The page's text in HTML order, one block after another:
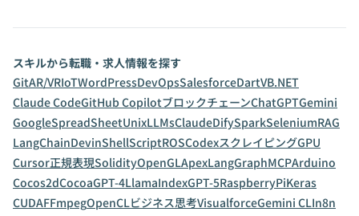
スキルから転職・求人情報を探す
GitAR/VRIoTWordPressDevOpsSalesforceDartVB.NET
Claude CodeGitHub CopilotブロックチェーンChatGPTGemini
GoogleSpreadSheetUnixLLMsClaudeDifySparkSeleniumRAG
LangChainDevinShellScriptROSCodexスクレイピングGPU
Cursor正規表現SolidityOpenGLApexLangGraphMCPArduino
Cocos2dCocoaGPT-4LlamaIndexGPT-5RaspberryPiKeras
CUDAFFmpegOpenCLビジネス思考VisualforceGemini CLIn8n